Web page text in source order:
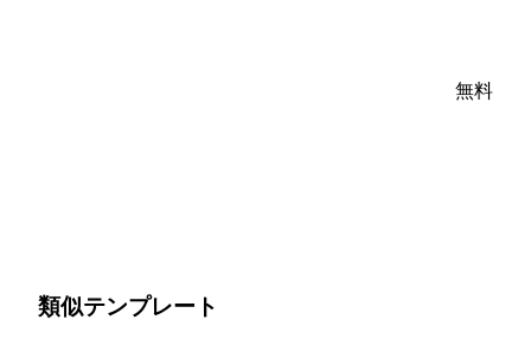
無料
類似テンプレート